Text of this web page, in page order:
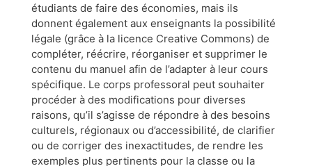
étudiants de faire des économies, mais ils
donnent également aux enseignants la possibilité
légale (grâce à la licence Creative Commons) de
compléter, réécrire, réorganiser et supprimer le
contenu du manuel afin de l’adapter à leur cours
spécifique. Le corps professoral peut souhaiter
procéder à des modifications pour diverses
raisons, qu’il s’agisse de répondre à des besoins
culturels, régionaux ou d’accessibilité, de clarifier
ou de corriger des inexactitudes, de rendre les
exemples plus pertinents pour la classe ou la